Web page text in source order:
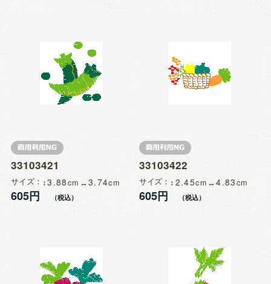
33103421
サイズ 3.88 3.74
605円
33103422
サイズ 2.45 4.83
605円